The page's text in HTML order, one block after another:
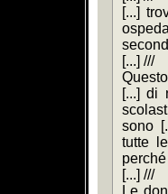
[...]
[...] ///
[...] di
sono
tutte
[...] ///
Le